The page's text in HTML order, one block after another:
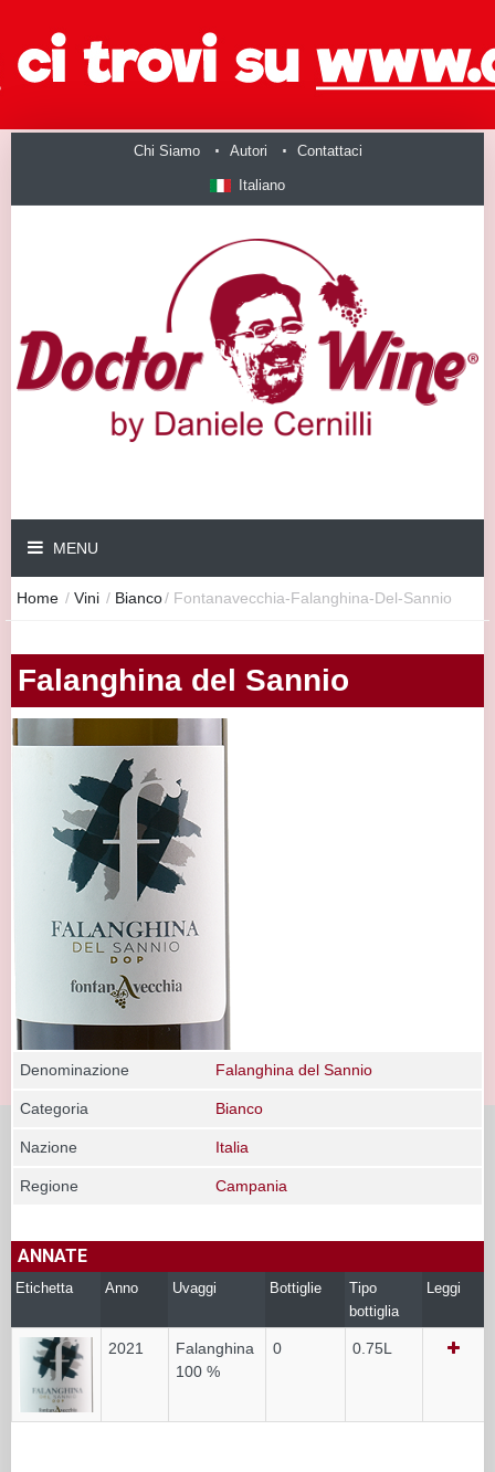
Chi Siamo Autori Contattaci
Italiano
MENU
Home / Vini / Bianco/ Fontanavecchia-Falanghina-Del-Sannio
Falanghina del Sannio
Denominazione Falanghina del Sannio
Categoria Bianco
Nazione Italia
Regione Campania
ANNATE
Etichetta Anno Uvaggi Bottiglie
Tipo
bottiglia
Leggi
2021
Falanghina
100 %
0 0.75L